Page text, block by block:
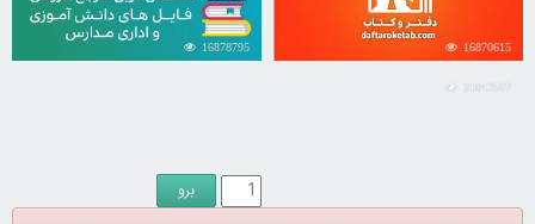
16870615
16878795